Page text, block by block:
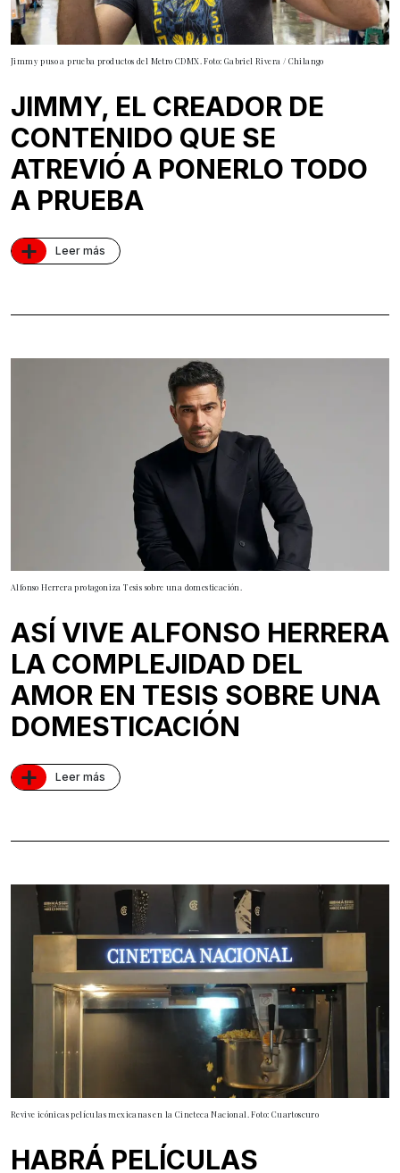
Jimmy puso a prueba productos del Metro CDMX. Foto: Gabriel Rivera / Chilango
JIMMY, EL CREADOR DE
CONTENIDO QUE SE
ATREVIÓ A PONERLO TODO
A PRUEBA
+ Leer más
Alfonso Herrera protagoniza Tesis sobre una domesticación.
ASÍ VIVE ALFONSO HERRERA
LA COMPLEJIDAD DEL
AMOR EN TESIS SOBRE UNA
DOMESTICACIÓN
+ Leer más
Revive icónicas películas mexicanas en la Cineteca Nacional. Foto: Cuartoscuro
HABRÁ PELÍCULAS